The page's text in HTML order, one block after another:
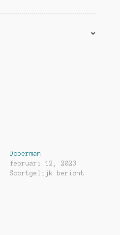
Doberman
februari 12, 2023
Soortgelijk bericht